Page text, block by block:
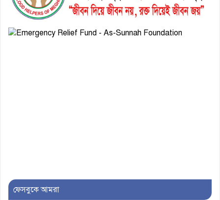
৭। দাউদকান্দিতে উপজেলা আইন-
শৃঙ্খলা কমিটির মাসিক সভা অনুষ্ঠিত
এবং একটি বিশ্লেষণ
ফেসবুকে আমরা